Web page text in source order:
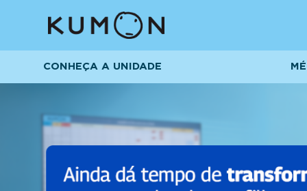
CONHEÇA A UNIDADE